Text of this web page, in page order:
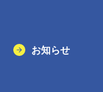
お知らせ